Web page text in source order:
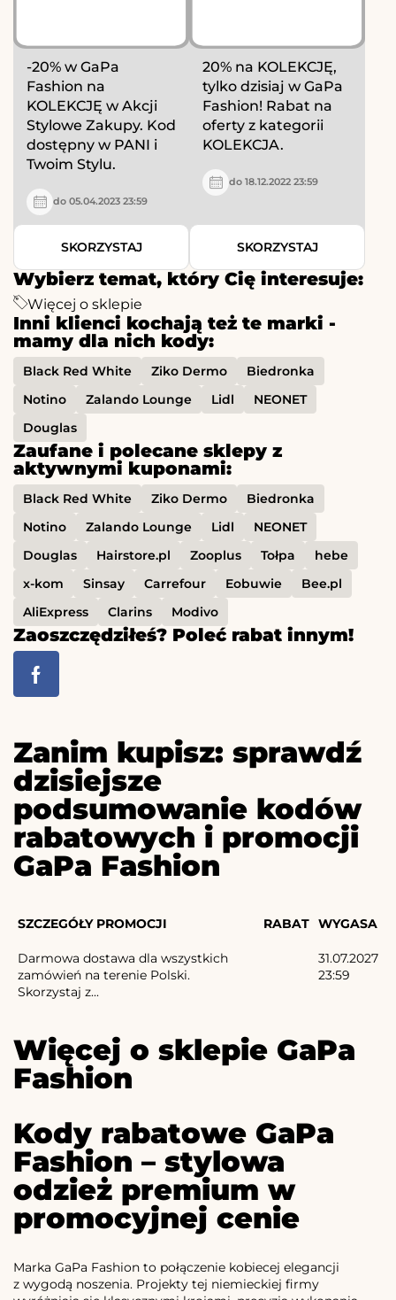
Wybierz temat, który Cię interesuje:
Więcej o sklepie
Inni klienci kochają też te marki -
mamy dla nich kody:
Black Red White Ziko Dermo
Biedronka
Notino
Zalando Lounge Lidl
NEONET
Douglas
Zaufane i polecane sklepy z
aktywnymi kuponami:
Black Red White Ziko Dermo
Biedronka
Notino
Zalando Lounge Lidl
NEONET
Douglas
Hairstore.pl Zooplus Tołpa
hebe
x-kom
Sinsay Carrefour Eobuwie
Bee.pl
AliExpress
Clarins Modivo
Zaoszczędziłeś? Poleć rabat innym!
-20% w GaPa
Fashion na
KOLEKCJĘ w Akcji
Stylowe Zakupy. Kod
dostępny w PANI i
Twoim Stylu.
do 05.04.2023 23:59
SKORZYSTAJ
20% na KOLEKCJĘ,
tylko dzisiaj w GaPa
Fashion! Rabat na
oferty z kategorii
KOLEKCJA.
do 18.12.2022 23:59
SKORZYSTAJ
Zanim kupisz: sprawdź
dzisiejsze
podsumowanie kodów
rabatowych i promocji
GaPa Fashion
SZCZEGÓŁY PROMOCJI RABAT WYGASA
Darmowa dostawa dla wszystkich
zamówień na terenie Polski.
Skorzystaj z...
31.07.2027
23:59
Więcej o sklepie GaPa
Fashion
Kody rabatowe GaPa
Fashion – stylowa
odzież premium w
promocyjnej cenie
Marka GaPa Fashion to połączenie kobiecej elegancji
z wygodą noszenia. Projekty tej niemieckiej firmy